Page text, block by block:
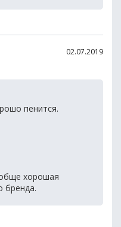
02.07.2019
пенится.
хорошая
бренда.